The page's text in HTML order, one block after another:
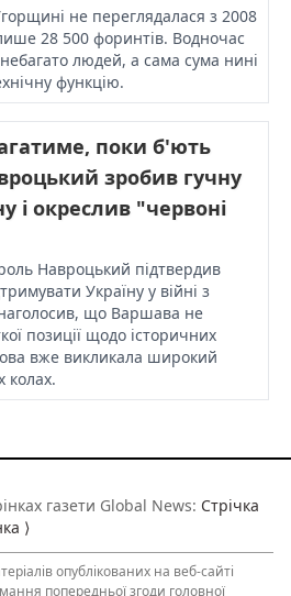
не переглядалася з 2008
28 500 форинтів. Водночас
людей, а сама сума нині
функцію.
поки б'ють
зробив гучну
і окреслив "червоні
Навроцький підтвердив
Україну у війні з
що Варшава не
позиції щодо історичних
вже викликала широкий
колах.
газети Global News: Стрічка
⟩
опублікованих на веб-сайті
попередньої згоди головної